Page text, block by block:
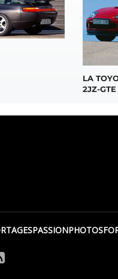
LA
2JZ-GTE
PASSIONPHOTOS